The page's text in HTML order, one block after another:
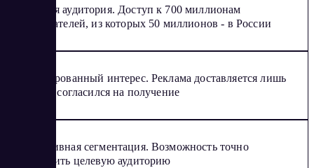
Широкая аудитория. Доступ к 700 миллионам
пользователей, из которых 50 миллионов - в России
Гарантированный интерес. Реклама доставляется лишь
тем, кто согласился на получение
Эффективная сегментация. Возможность точно
определить целевую аудиторию